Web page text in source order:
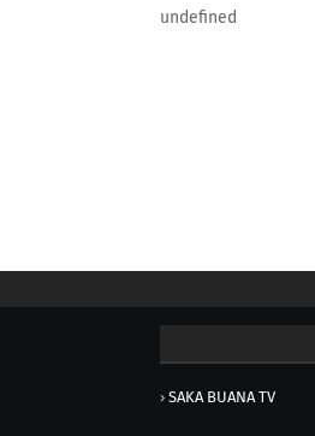
undefined
SAKA BUANA TV